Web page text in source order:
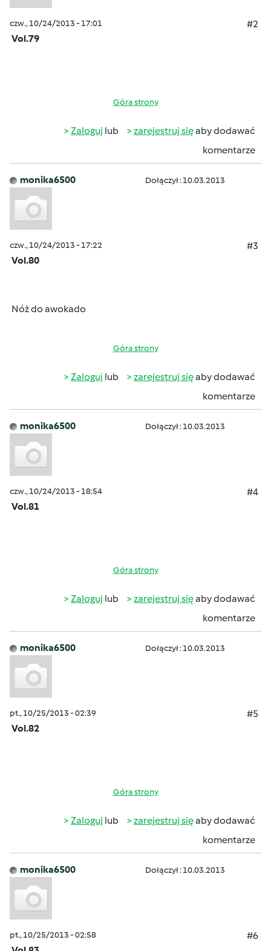
czw., 10/24/2013 - 17:01
#2
Vol.79
Góra strony
Zaloguj lub zarejestruj sięaby dodawać
komentarze
monika6500 Dołączył : 10.03.2013
czw., 10/24/2013 - 17:22
#3
Vol.80
Nóż do awokado
Góra strony
Zaloguj lub zarejestruj sięaby dodawać
komentarze
monika6500 Dołączył : 10.03.2013
czw., 10/24/2013 - 18:54
#4
Vol.81
Góra strony
Zaloguj lub zarejestruj sięaby dodawać
komentarze
monika6500 Dołączył : 10.03.2013
pt., 10/25/2013 - 02:39
#5
Vol.82
Góra strony
Zaloguj lub zarejestruj sięaby dodawać
komentarze
monika6500 Dołączył : 10.03.2013
pt., 10/25/2013 - 02:58
#6